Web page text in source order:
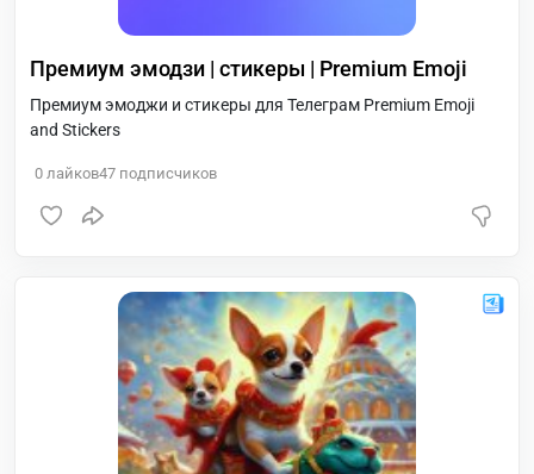
Премиум эмодзи | стикеры | Premium Emoji
Премиум эмоджи и стикеры для Телеграм Premium Emoji
and Stickers
0 лайков47 подписчиков